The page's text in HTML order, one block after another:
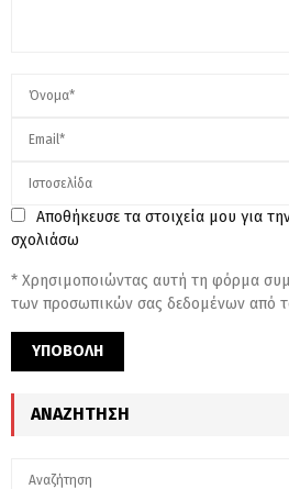
Αποθήκευσε τα στοιχεία μου για
σχολιάσω
* Χρησιμοποιώντας αυτή τη φόρμα
των προσωπικών σας δεδομένων από
ΑΝΑΖΉΤΗΣΗ